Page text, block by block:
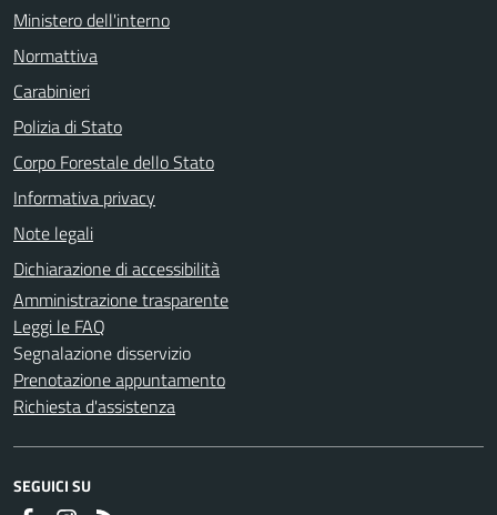
Ministero dell'interno
Normattiva
Carabinieri
Polizia di Stato
Corpo Forestale dello Stato
Informativa privacy
Note legali
Dichiarazione di accessibilità
Amministrazione trasparente
Leggi le FAQ
Segnalazione disservizio
Prenotazione appuntamento
Richiesta d'assistenza
SEGUICI SU